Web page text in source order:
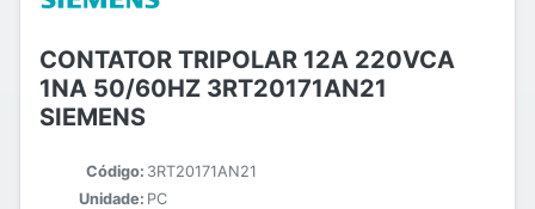
CONTATOR TRIPOLAR 12A 220VCA
1NA 50/60HZ 3RT20171AN21
SIEMENS
Código: 3RT20171AN21
Unidade: PC